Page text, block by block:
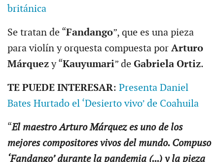
británica
Se tratan de “Fandango”, que es una pieza
para violín y orquesta compuesta por Arturo
Márquezy “Kauyumari” de Gabriela Ortiz.
TE PUEDE INTERESAR: Presenta Daniel
Bates Hurtado el ‘Desierto vivo’ de Coahuila
“El maestro Arturo Márquez es uno de los
mejores compositores vivos del mundo. Compuso
‘Fandango’ durante la pandemia (...) y la pieza